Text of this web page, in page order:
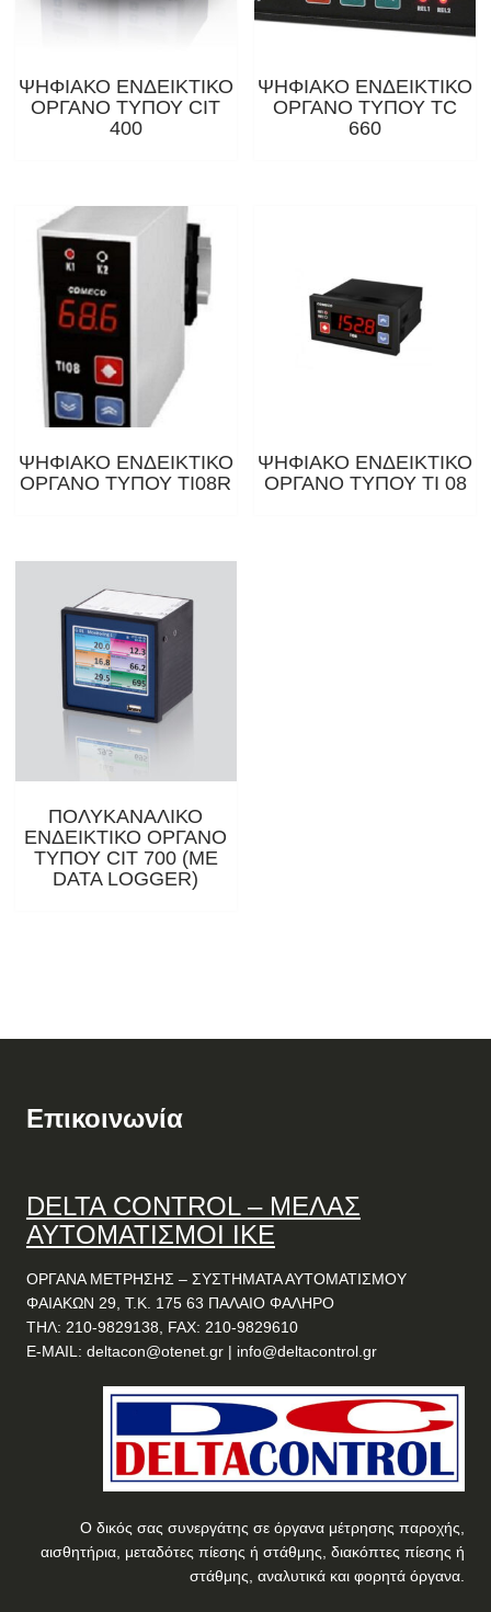
ΨΗΦΙΑΚΟ ΕΝΔΕΙΚΤΙΚΟ
ΟΡΓΑΝΟ ΤΥΠΟΥ CIT
400
ΨΗΦΙΑΚΟ ΕΝΔΕΙΚΤΙΚΟ
ΟΡΓΑΝΟ ΤΥΠΟΥ ΤC
660
ΨΗΦΙΑΚΟ ΕΝΔΕΙΚΤΙΚΟ
ΟΡΓΑΝΟ ΤΥΠΟΥ TI08R
ΨΗΦΙΑΚΟ ΕΝΔΕΙΚΤΙΚΟ
ΟΡΓΑΝΟ ΤΥΠΟΥ ΤΙ 08
ΠΟΛΥΚΑΝΑΛΙΚΟ
ΕΝΔΕΙΚΤΙΚΟ ΟΡΓΑΝΟ
ΤΥΠΟΥ CIT 700 (ΜΕ
DATA LOGGER)
Επικοινωνία
DELTA CONTROL– ΜΕΛΑΣ
ΑΥΤΟΜΑΤΙΣΜΟΙ ΙΚΕ
ΟΡΓΑΝΑ ΜΕΤΡΗΣΗΣ – ΣΥΣΤΗΜΑΤΑ ΑΥΤΟΜΑΤΙΣΜΟΥ
ΦΑΙΑΚΩΝ 29, Τ.Κ. 175 63 ΠΑΛΑΙΟ ΦΑΛΗΡΟ
ΤΗΛ: 210-9829138, FAX: 210-9829610
E-MAIL: deltacon@otenet.gr| info@deltacontrol.gr
Ο δικός σας συνεργάτης σε όργανα μέτρησης παροχής,
αισθητήρια, μεταδότες πίεσης ή στάθμης, διακόπτες πίεσης ή
στάθμης, αναλυτικά και φορητά όργανα.